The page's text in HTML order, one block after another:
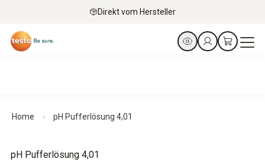
Direkt vom Hersteller
Home pH Pufferlösung 4,01
pH Pufferlösung 4,01